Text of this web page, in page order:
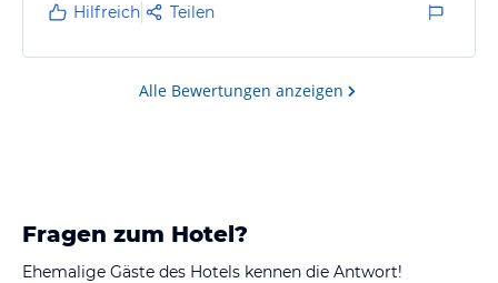
Hilfreich Teilen
Alle Bewertungen anzeigen
Fragen zum Hotel?
Ehemalige Gäste des Hotels kennen die Antwort!